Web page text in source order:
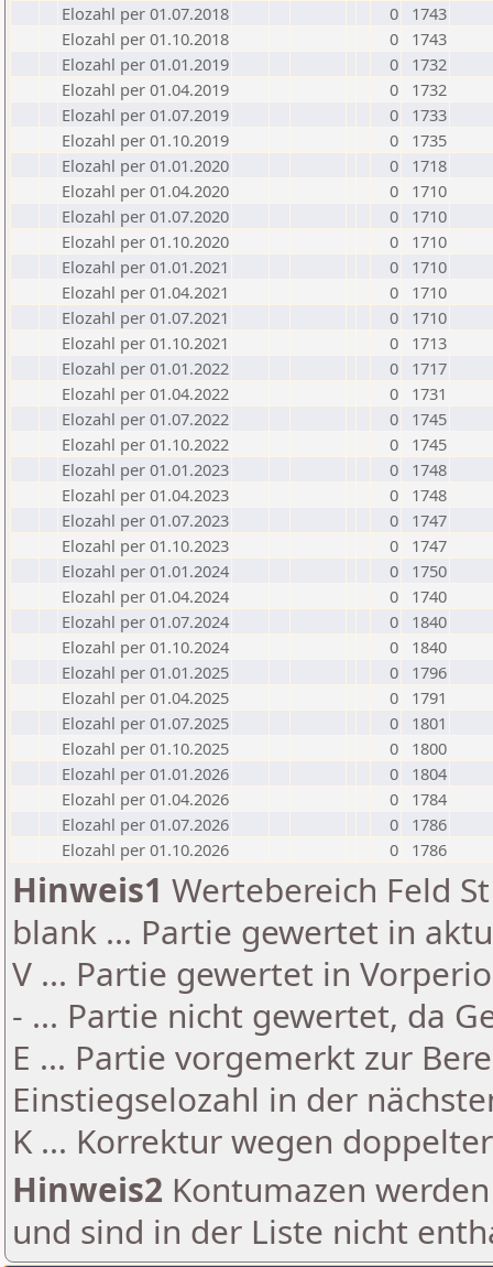
Elozahl per 01.07.2018
0
1743
Elozahl per 01.10.2018
0
1743
Elozahl per 01.01.2019
0
1732
Elozahl per 01.04.2019
0
1732
Elozahl per 01.07.2019
0
1733
Elozahl per 01.10.2019
0
1735
Elozahl per 01.01.2020
0
1718
Elozahl per 01.04.2020
0
1710
Elozahl per 01.07.2020
0
1710
Elozahl per 01.10.2020
0
1710
Elozahl per 01.01.2021
0
1710
Elozahl per 01.04.2021
0
1710
Elozahl per 01.07.2021
0
1710
Elozahl per 01.10.2021
0
1713
Elozahl per 01.01.2022
0
1717
Elozahl per 01.04.2022
0
1731
Elozahl per 01.07.2022
0
1745
Elozahl per 01.10.2022
0
1745
Elozahl per 01.01.2023
0
1748
Elozahl per 01.04.2023
0
1748
Elozahl per 01.07.2023
0
1747
Elozahl per 01.10.2023
0
1747
Elozahl per 01.01.2024
0
1750
Elozahl per 01.04.2024
0
1740
Elozahl per 01.07.2024
0
1840
Elozahl per 01.10.2024
0
1840
Elozahl per 01.01.2025
0
1796
Elozahl per 01.04.2025
0
1791
Elozahl per 01.07.2025
0
1801
Elozahl per 01.10.2025
0
1800
Elozahl per 01.01.2026
0
1804
Elozahl per 01.04.2026
0
1784
Elozahl per 01.07.2026
0
1786
Elozahl per 01.10.2026
0 1786
Hinweis1 Wertebereich Feld
blank ... Partie gewertet in
V ... Partie gewertet in
- ... Partie nicht gewertet, da
E ... Partie vorgemerkt zur
Einstiegselozahl in der
K ... Korrektur wegen
Hinweis2 Kontumazen
und sind in der Liste nicht